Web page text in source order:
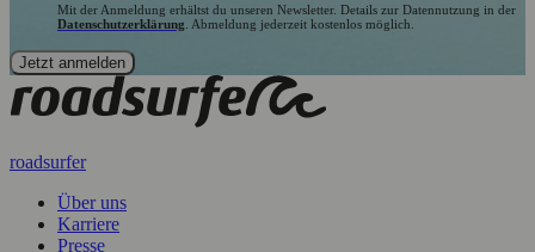
Mit der Anmeldung erhältst du unseren Newsletter. Details zur Datennutzung in der
Datenschutzerklärung . Abmeldung jederzeit kostenlos möglich.
roadsurfer
Über uns
Karriere
Presse